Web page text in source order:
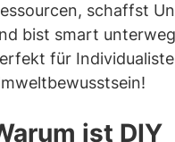
schaffst
bist smart
für
ist DIY